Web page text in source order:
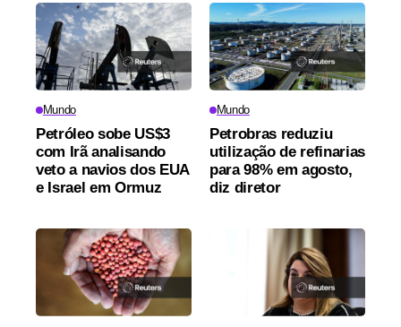
Mundo
Petróleo sobe US$3
com Irã analisando
veto a navios dos EUA
e Israel em Ormuz
Mundo
Petrobras reduziu
utilização de refinarias
para 98% em agosto,
diz diretor